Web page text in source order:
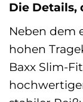
Die Details,
Neben dem
hohen
Baxx Slim-